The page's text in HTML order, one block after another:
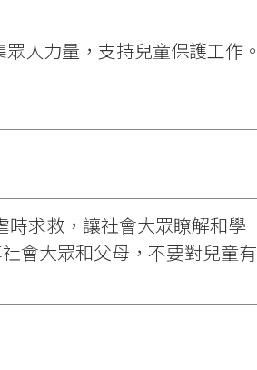
人力量，支持兒童保護工作。
時求救，讓社會大眾瞭解和學
會大眾和父母，不要對兒童有